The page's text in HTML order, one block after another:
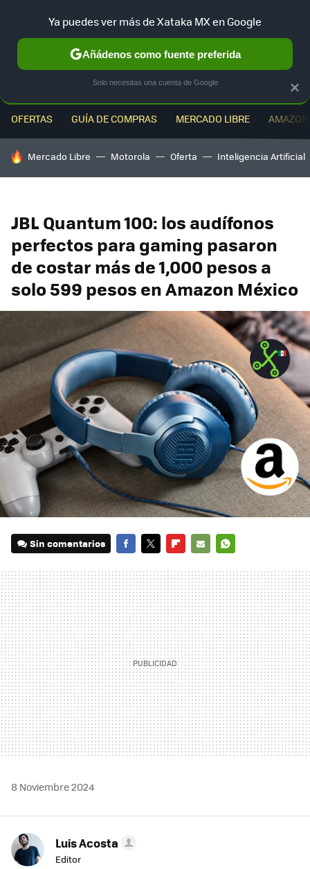
OFERTAS GUÍA DE COMPRAS MERCADO LIBRE
HOY SE HABLA DE
Mercado Libre Motorola Oferta Inteligencia Artificial
JBL Quantum 100: los audífonos
perfectos para gaming pasaron
de costar más de 1,000 pesos a
solo 599 pesos en Amazon México
Sin comentarios
MAIL
8 Noviembre 2024
Luis Acosta
Editor
×
Ya puedes ver más de Xataka MX en Google
Añádenos como fuente preferida
Solo necesitas una cuenta de Google